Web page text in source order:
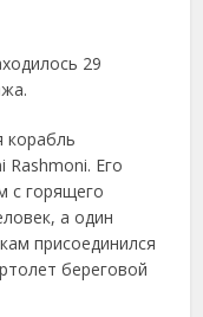
29
корабль
Rashmoni. Его
с горящего
а один
присоединился
береговой